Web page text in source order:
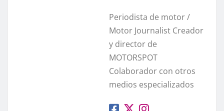
Periodista de motor /
Motor Journalist Creador
y director de
MOTORSPOT
Colaborador con otros
medios especializados